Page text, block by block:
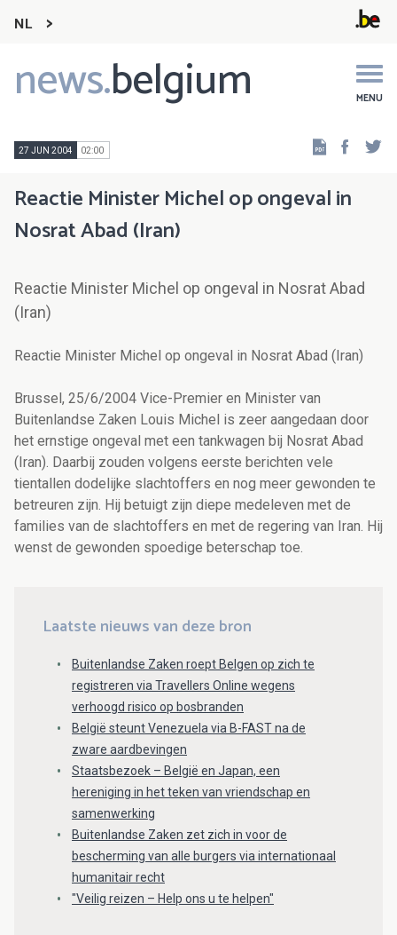
NL
news.belgium MENU
Main
navigation
27 JUN 2004 02:00
Reactie Minister Michel op ongeval in
Nosrat Abad (Iran)
Reactie Minister Michel op ongeval in Nosrat Abad
(Iran)
Reactie Minister Michel op ongeval in Nosrat Abad (Iran)
Brussel, 25/6/2004 Vice-Premier en Minister van
Buitenlandse Zaken Louis Michel is zeer aangedaan door
het ernstige ongeval met een tankwagen bij Nosrat Abad
(Iran). Daarbij zouden volgens eerste berichten vele
tientallen dodelijke slachtoffers en nog meer gewonden te
betreuren zijn. Hij betuigt zijn diepe medeleven met de
families van de slachtoffers en met de regering van Iran. Hij
wenst de gewonden spoedige beterschap toe.
Laatste nieuws van deze bron
Buitenlandse Zaken roept Belgen op zich te
registreren via Travellers Online wegens
verhoogd risico op bosbranden
België steunt Venezuela via B-FAST na de
zware aardbevingen
Staatsbezoek – België en Japan, een
hereniging in het teken van vriendschap en
samenwerking
Buitenlandse Zaken zet zich in voor de
bescherming van alle burgers via internationaal
humanitair recht
"Veilig reizen – Help ons u te helpen"